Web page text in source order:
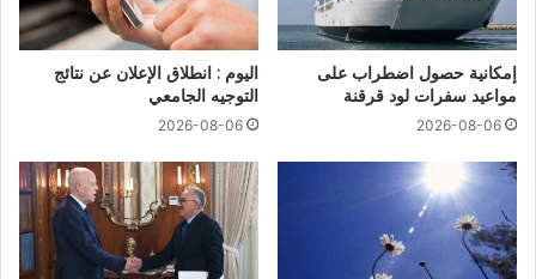
إمكانية حصول اضطراب على
مواعيد سفرات لود قرقنة
2026-08-06
اليوم : انطلاق الإعلان عن نتائج
التوجيه الجامعي
2026-08-06